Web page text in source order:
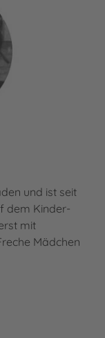
und ist seit
dem Kinder-
mit
Mädchen